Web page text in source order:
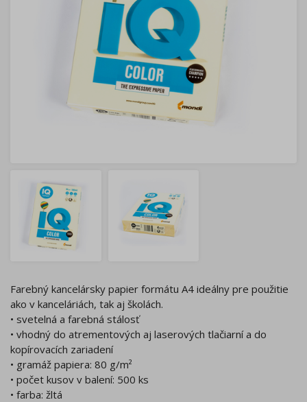
Farebný kancelársky papier formátu A4 ideálny pre použitie
ako v kanceláriách, tak aj školách.
• svetelná a farebná stálosť
• vhodný do atrementových aj laserových tlačiarní a do
kopírovacích zariadení
• gramáž papiera: 80 g/m²
• počet kusov v balení: 500 ks
• farba: žltá